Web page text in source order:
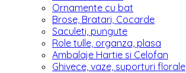
Ornamente cu bat
Brose, Bratari, Cocarde
Saculeti, pungute
Role tulle, organza, plasa
Ambalaje Hartie si Celofan
Ghivece, vaze, suporturi florale